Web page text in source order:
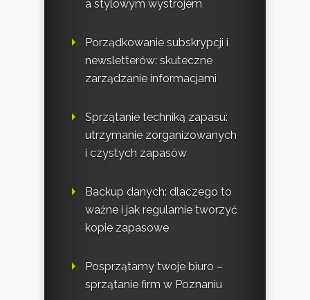
a stylowym wystrojem
Porządkowanie subskrypcji i
newsletterów: skuteczne
zarządzanie informacjami
Sprzątanie techniką zapasu:
utrzymanie zorganizowanych
i czystych zapasów
Backup danych: dlaczego to
ważne i jak regularnie tworzyć
kopie zapasowe
Posprzątamy twoje biuro –
sprzątanie firm w Poznaniu